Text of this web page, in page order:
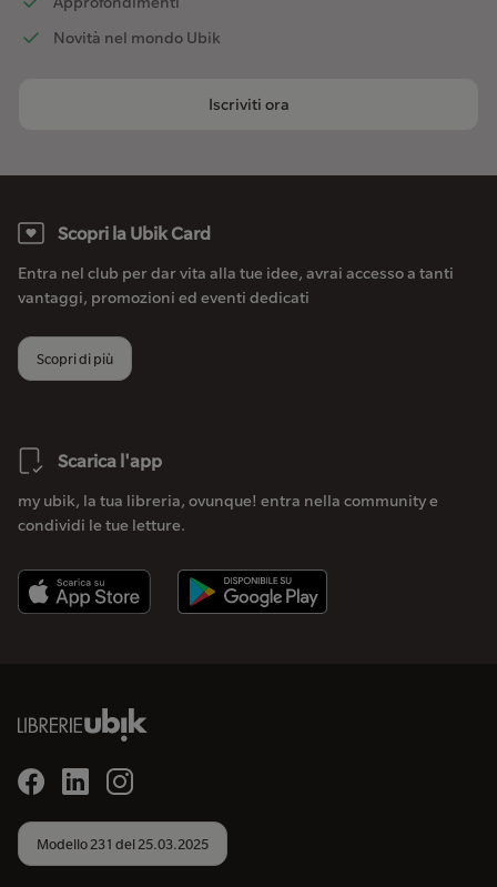
Novità nel mondo Ubik
Iscriviti ora
Scopri la Ubik Card
Entra nel club per dar vita alla tue idee, avrai accesso a tanti
vantaggi, promozioni ed eventi dedicati
Scopri di più
Scarica l'app
my ubik, la tua libreria, ovunque! entra nella community e
condividi le tue letture.
Modello 231 del 25.03.2025